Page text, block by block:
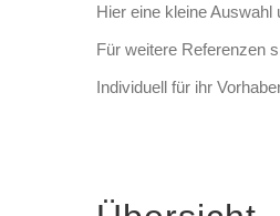
Hier eine kleine Auswahl
Für weitere Referenzen
Individuell für ihr